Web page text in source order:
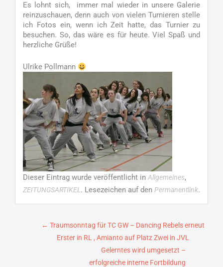
Es lohnt sich, immer mal wieder in unsere Galerie
reinzuschauen, denn auch von vielen Turnieren stelle
ich Fotos ein, wenn ich Zeit hatte, das Turnier zu
besuchen. So, das wäre es für heute. Viel Spaß und
herzliche Grüße!
Ulrike Pollmann
Dieser Eintrag wurde veröffentlicht in Allgemeines,
ZEITUNGSARTIKEL . Lesezeichen auf den Permanentlink.
Beitragsnavigation
← Traumsonntag für TC GW – Dancing Rebels erneut
Erster in RL , Amianto auf Platz Zwei in JVL
Gelerntes wird umgesetzt –
erfolgreiche interne Fortbildung